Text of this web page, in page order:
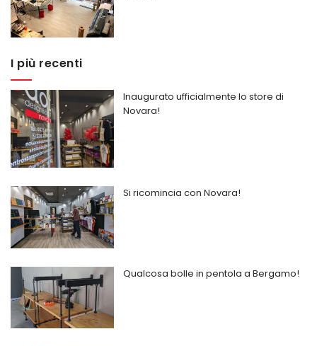
I più recenti
Inaugurato ufficialmente lo store di
Novara!
Si ricomincia con Novara!
Qualcosa bolle in pentola a Bergamo!